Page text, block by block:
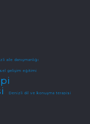
aile danışmanlığı
gelişim eğitimi
Denizli dil ve konuşma terapisi